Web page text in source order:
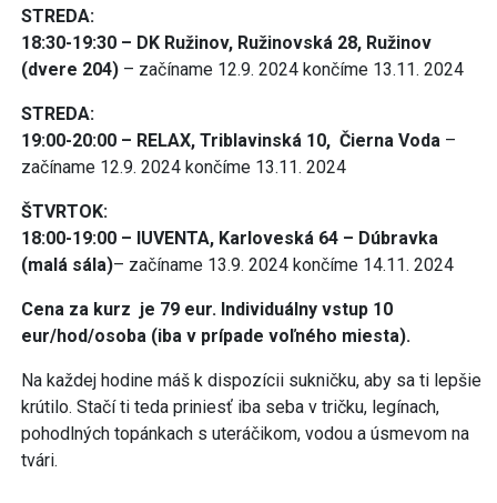
STREDA:
18:30-19:30 – DK Ružinov, Ružinovská 28, Ružinov
(dvere 204) – začíname 12.9. 2024 končíme 13.11. 2024
STREDA:
19:00-20:00 – RELAX, Triblavinská 10, Čierna Voda –
začíname 12.9. 2024 končíme 13.11. 2024
ŠTVRTOK:
18:00-19:00 – IUVENTA, Karloveská 64 – Dúbravka
(malá sála)– začíname 13.9. 2024 končíme 14.11. 2024
Cena za kurz je 79 eur. Individuálny vstup 10
eur/hod/osoba (iba v prípade voľného miesta).
Na každej hodine máš k dispozícii sukničku, aby sa ti lepšie
krútilo. Stačí ti teda priniesť iba seba v tričku, legínach,
pohodlných topánkach s uteráčikom, vodou a úsmevom na
tvári.